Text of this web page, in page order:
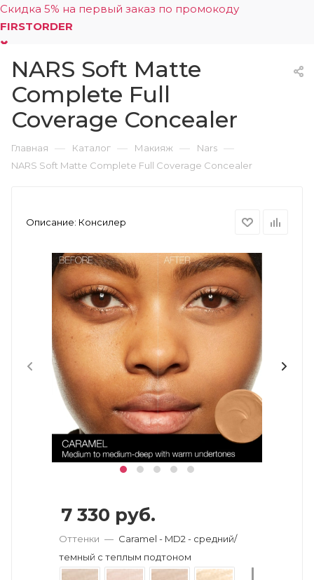
Скидка 5% на первый заказ по промокоду
FIRSTORDER
0
NARS Soft Matte
Complete Full
Coverage Concealer
Главная — Каталог — Макияж — Nars —
NARS Soft Matte Complete Full Coverage Concealer
Описание: Консилер
7 330 руб.
Оттенки — Caramel - MD2 - средний/
темный с теплым подтоном